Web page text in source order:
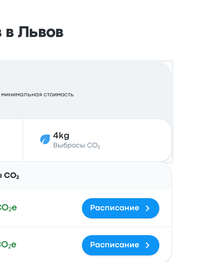
в Львов
минимальная стоимость
4kg
Выбросы CO₂
CO₂
Расписание
Расписание